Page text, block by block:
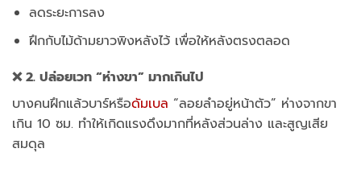
ลดระยะการลง
ฝึกกับไม้ด้ามยาวพิงหลังไว้ เพื่อให้หลังตรงตลอด
❌ 2. ปล่อยเวท “ห่างขา” มากเกินไป
บางคนฝึกแล้วบาร์หรือดัมเบล “ลอยลำอยู่หน้าตัว” ห่างจากขา
เกิน 10 ซม. ทำให้เกิดแรงดึงมากที่หลังส่วนล่าง และสูญเสีย
สมดุล